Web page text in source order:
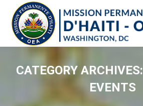
CATEGORY ARCHIVES:
EVENTS